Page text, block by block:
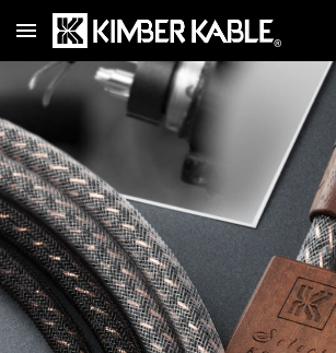
Skip to main content